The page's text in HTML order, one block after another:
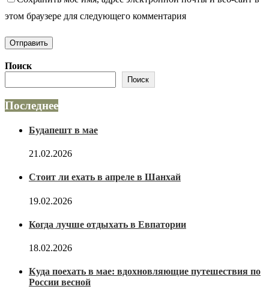
этом браузере для следующего комментария
Поиск
Поиск
Последнее
Будапешт в мае
21.02.2026
Стоит ли ехать в апреле в Шанхай
19.02.2026
Когда лучше отдыхать в Евпатории
18.02.2026
Куда поехать в мае: вдохновляющие путешествия по
России весной